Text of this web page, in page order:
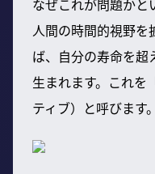
人間の時間的視野を
ば、自分の寿命を超
生まれます。これを
ティブ）と呼びます。